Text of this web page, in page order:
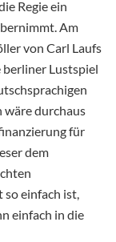
Regie ein
Am
von Carl Laufs
berliner Lustspiel
durchaus
für
dem
einfach ist,
einfach in die